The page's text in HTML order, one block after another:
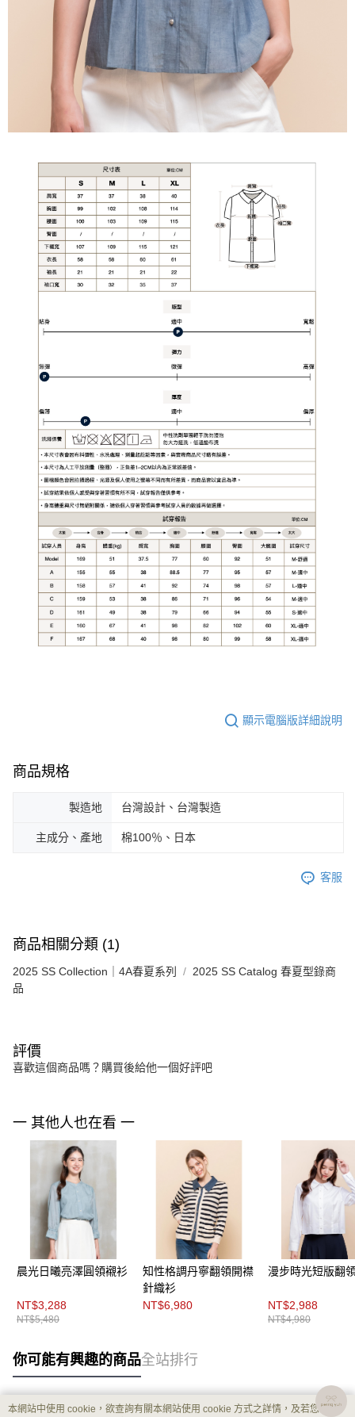
顯示電腦版詳細說明
商品規格
製造地 台灣設計、台灣製造
主成分、產地 棉100％、日本
客服
商品相關分類 (1)
2025 SS Collection｜4A春夏系列
2025 SS Catalog 春夏型錄商
品
評價
喜歡這個商品嗎？購買後給他一個好評吧
一 其他人也在看 一
晨光日曦亮澤圓領襯衫
NT$3,288
NT$5,480
知性格調丹寧翻領開襟
針織衫
NT$6,980
漫步時光短版翻
NT$2,988
NT$4,980
你可能有興趣的商品全站排行
本網站中使用 cookie，欲查詢有關本網站使用 cookie 方式之詳情，及若您不希